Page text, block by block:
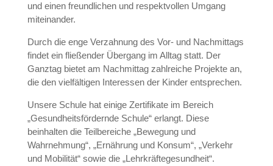
und einen freundlichen und respektvollen Umgang
miteinander.
Durch die enge Verzahnung des Vor- und Nachmittags
findet ein fließender Übergang im Alltag statt. Der
Ganztag bietet am Nachmittag zahlreiche Projekte an,
die den vielfältigen Interessen der Kinder entsprechen.
Unsere Schule hat einige Zertifikate im Bereich
„Gesundheitsfördernde Schule“ erlangt. Diese
beinhalten die Teilbereiche „Bewegung und
Wahrnehmung“, „Ernährung und Konsum“, „Verkehr
und Mobilität“ sowie die „Lehrkräftegesundheit“.